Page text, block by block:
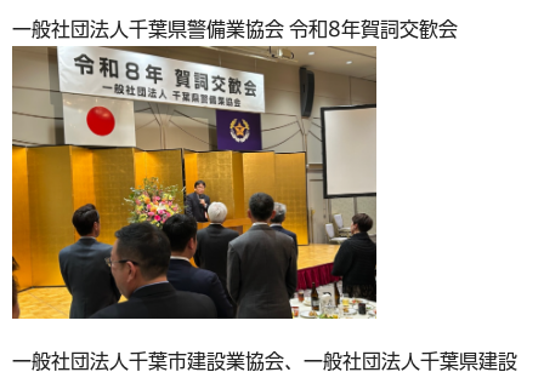
一般社団法人千葉県警備業協会 令和8年賀詞交歓会
一般社団法人千葉市建設業協会、一般社団法人千葉県建設